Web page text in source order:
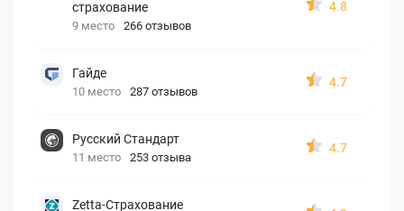
страхование
9 место 266 отзывов
4.8
Гайде
10 место 287 отзывов
4.7
Русский Стандарт
11 место 253 отзыва
4.7
Zetta-Страхование